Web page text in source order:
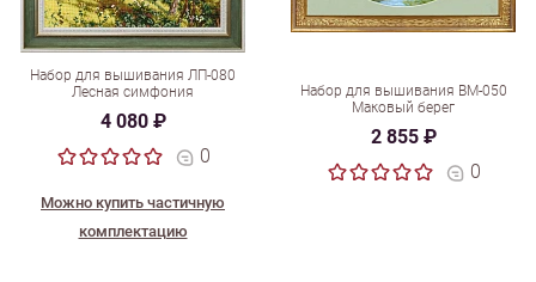
Набор для вышивания ЛП-080
Лесная симфония
4 080 ₽
0
Можно купить частичную
комплектацию
Набор для вышивания ВМ-050
Маковый берег
2 855 ₽
0